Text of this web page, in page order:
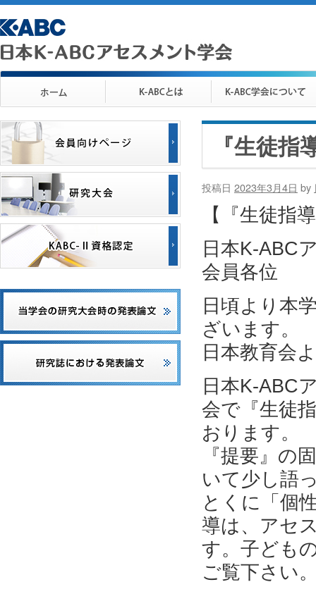
『生徒
投稿日 2023年3月4日 by
【『生徒指
日本K-ABC
会員各位
日頃より本
ざいます。
日本教育会
日本K-ABC
会で『生徒
おります。
『提要』の
いて少し語
とくに「個
導は、アセ
す。子ども
ご覧下さい